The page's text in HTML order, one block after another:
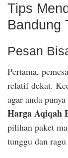
Tips
Bandung
Pesan
Pertama,
relatif dekat.
agar anda
Harga Aqiqah
pilihan paket
tunggu dan